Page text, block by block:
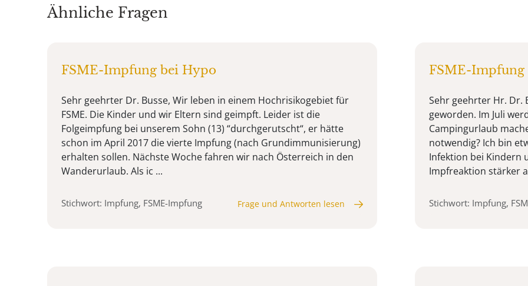
Ähnliche Fragen
FSME-Impfung bei Hypo
Sehr geehrter Dr. Busse, Wir leben in einem Hochrisikogebiet für
FSME. Die Kinder und wir Eltern sind geimpft. Leider ist die
Folgeimpfung bei unserem Sohn (13) “durchgerutscht“, er hätte
schon im April 2017 die vierte Impfung (nach Grundimmunisierung)
erhalten sollen. Nächste Woche fahren wir nach Österreich in den
Wanderurlaub. Als ic ...
Stichwort: Impfung, FSME-Impfung Frage und Antworten lesen
FSME-Impfung
Sehr geehrter Hr. Dr.
geworden. Im Juli
Campingurlaub
notwendig? Ich bin
Infektion bei Kindern
Impfreaktion stärker
Stichwort: Impfung,